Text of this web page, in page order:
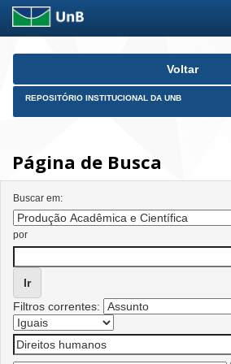
Skip
Voltar
REPOSITÓRIO INSTITUCIONAL DA UNB
Página de Busca
Buscar em:
por
Filtros correntes: